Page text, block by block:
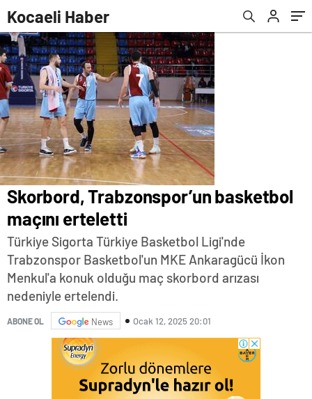
Kocaeli Haber
Skorbord, Trabzonspor’un basketbol
maçını erteletti
Türkiye Sigorta Türkiye Basketbol Ligi'nde
Trabzonspor Basketbol'un MKE Ankaragücü İkon
Menkul'a konuk olduğu maç skorbord arızası
nedeniyle ertelendi.
ABONE OL News Ocak 12, 2025 20:01